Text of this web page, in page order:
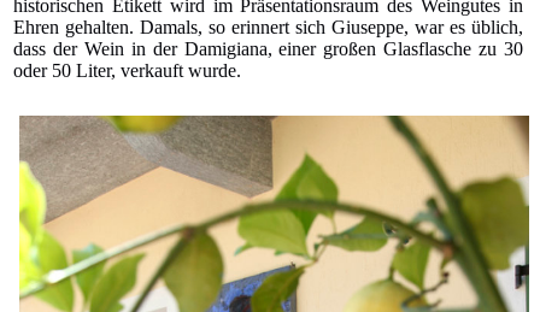
historischen Etikett wird im Präsentationsraum des Weingutes in
Ehren gehalten. Damals, so erinnert sich Giuseppe, war es üblich,
dass der Wein in der Damigiana, einer großen Glasflasche zu 30
oder 50 Liter, verkauft wurde.